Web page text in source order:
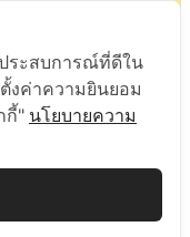
รียว
ระสบการณ์ที่ดีใน
งค่าความยินยอม
กี้" นโยบายความ